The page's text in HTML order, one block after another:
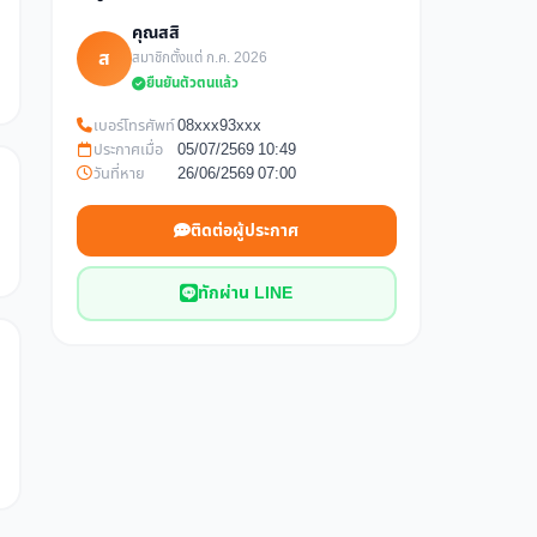
ส
คุณสสิ
สมาชิกตั้งแต่ ก.ค. 2026
ยืนยันตัวตนแล้ว
เบอร์โทรศัพท์08xxx93xxx
ประกาศเมื่อ
05/07/2569 10:49
วันที่หาย
26/06/2569 07:00
ติดต่อผู้ประกาศ
ทักผ่าน LINE